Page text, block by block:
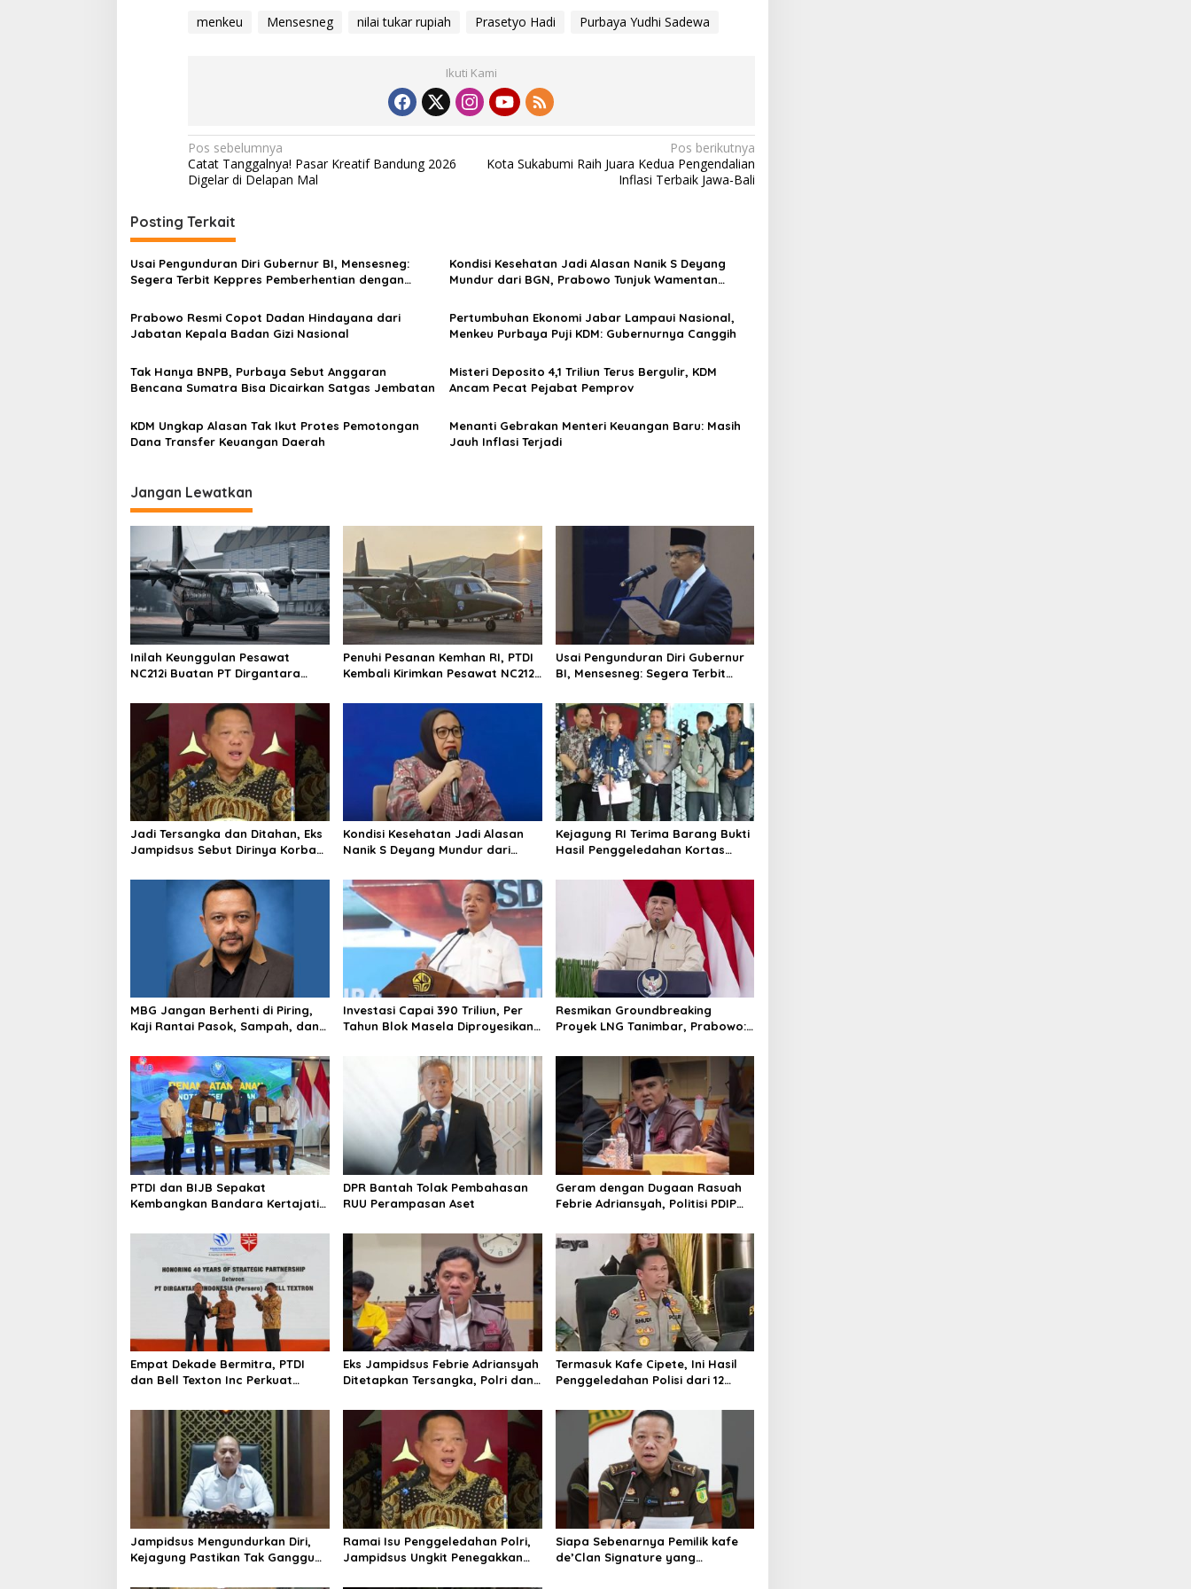
menkeu Mensesneg nilai tukar rupiah Prasetyo Hadi Purbaya Yudhi Sadewa
Ikuti Kami
N
a
i
g
a
i
o
s
Pos sebelumnya
Catat Tanggalnya! Pasar Kreatif Bandung 2026
Digelar di Delapan Mal
Pos berikutnya
Kota Sukabumi Raih Juara Kedua Pengendalian
Inflasi Terbaik Jawa-Bali
Posting Terkait
Usai Pengunduran Diri Gubernur BI, Mensesneg:
Segera Terbit Keppres Pemberhentian dengan
Kondisi Kesehatan Jadi Alasan Nanik S Deyang
Mundur dari BGN, Prabowo Tunjuk Wamentan
Prabowo Resmi Copot Dadan Hindayana dari
Jabatan Kepala Badan Gizi Nasional
Pertumbuhan Ekonomi Jabar Lampaui Nasional,
Menkeu Purbaya Puji KDM: Gubernurnya Canggih
Tak Hanya BNPB, Purbaya Sebut Anggaran
Bencana Sumatra Bisa Dicairkan Satgas Jembatan
Misteri Deposito 4,1 Triliun Terus Bergulir, KDM
Ancam Pecat Pejabat Pemprov
KDM Ungkap Alasan Tak Ikut Protes Pemotongan
Dana Transfer Keuangan Daerah
Menanti Gebrakan Menteri Keuangan Baru: Masih
Jauh Inflasi Terjadi
Jangan Lewatkan
Inilah Keunggulan Pesawat
NC212i Buatan PT Dirgantara
Operasi TNI
Penuhi Pesanan Kemhan RI, PTDI
Kembali Kirimkan Pesawat NC212i
Usai Pengunduran Diri Gubernur
BI, Mensesneg: Segera Terbit
Hormat
Jadi Tersangka dan Ditahan, Eks
Jampidsus Sebut Dirinya Korban
Kondisi Kesehatan Jadi Alasan
Nanik S Deyang Mundur dari
Sudaryono
Kejagung RI Terima Barang Bukti
Hasil Penggeledahan Kortas
MBG Jangan Berhenti di Piring,
Kaji Rantai Pasok, Sampah, dan
Investasi Capai 390 Triliun, Per
Tahun Blok Masela Diproyesikan
Resmikan Groundbreaking
Proyek LNG Tanimbar, Prabowo:
PTDI dan BIJB Sepakat
Kembangkan Bandara Kertajati
Kedirgantaraan Nasional
DPR Bantah Tolak Pembahasan
RUU Perampasan Aset
Geram dengan Dugaan Rasuah
Febrie Adriansyah, Politisi PDIP
Mati
Empat Dekade Bermitra, PTDI
dan Bell Texton Inc Perkuat
Helikopter
Eks Jampidsus Febrie Adriansyah
Ditetapkan Tersangka, Polri dan
Termasuk Kafe Cipete, Ini Hasil
Penggeledahan Polisi dari 12
Jampidsus Mengundurkan Diri,
Kejagung Pastikan Tak Ganggu
Ramai Isu Penggeledahan Polri,
Jampidsus Ungkit Penegakkan
Siapa Sebenarnya Pemilik kafe
de’Clan Signature yang